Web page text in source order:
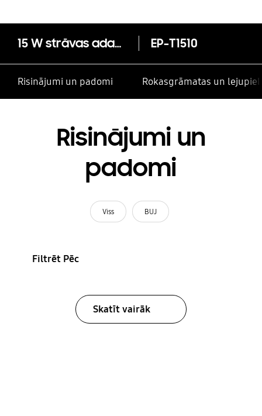
15 W strāvas adapteris balts EP-T1510
Risinājumi un padomi Rokasgrāmatas un
Risinājumi un
padomi
Viss BUJ
Filtrēt Pēc
Skatīt vairāk